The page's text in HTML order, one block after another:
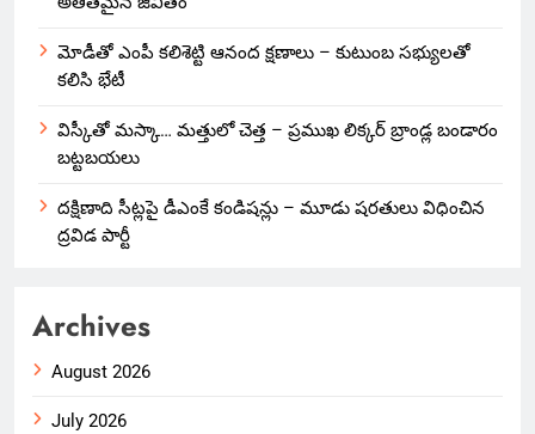
మోడీతో ఎంపీ కలిశెట్టి ఆనంద క్షణాలు – కుటుంబ సభ్యులతో
కలిసి భేటీ
విస్కీతో మస్కా… మత్తులో చెత్త – ప్రముఖ లిక్కర్ బ్రాండ్ల బండారం
బట్టబయలు
దక్షిణాది సీట్లపై డీఎంకే కండిషన్లు – మూడు షరతులు విధించిన
ద్రవిడ పార్టీ
Archives
August 2026
July 2026